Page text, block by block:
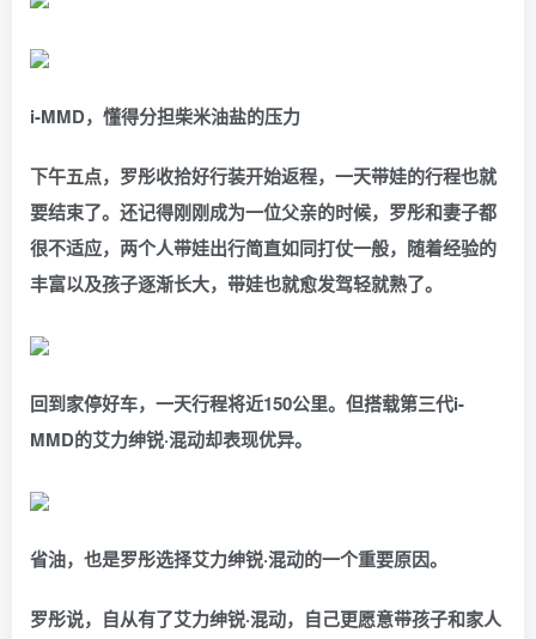
i-MMD，懂得分担柴米油盐的压力
下午五点，罗彤收拾好行装开始返程，一天带娃的行程也就
要结束了。还记得刚刚成为一位父亲的时候，罗彤和妻子都
很不适应，两个人带娃出行简直如同打仗一般，随着经验的
丰富以及孩子逐渐长大，带娃也就愈发驾轻就熟了。
回到家停好车，一天行程将近150公里。但搭载第三代i-
MMD的艾力绅锐·混动却表现优异。
省油，也是罗彤选择艾力绅锐·混动的一个重要原因。
罗彤说，自从有了艾力绅锐·混动，自己更愿意带孩子和家人